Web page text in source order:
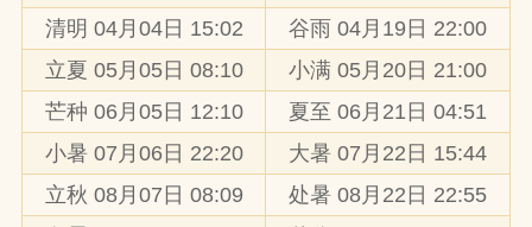
清明 04月04日 15:02
谷雨 04月19日 22:00
立夏 05月05日 08:10
小满 05月20日 21:00
芒种 06月05日 12:10
夏至 06月21日 04:51
小暑 07月06日 22:20
大暑 07月22日 15:44
立秋 08月07日 08:09
处暑 08月22日 22:55